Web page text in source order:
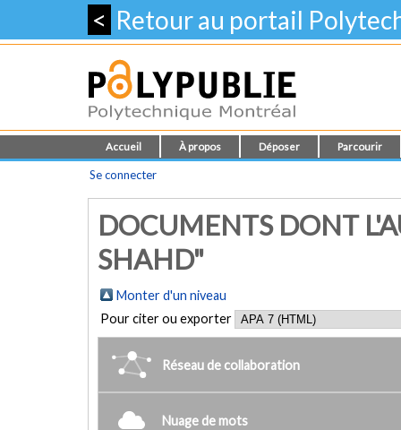
< Retour au portail
Accueil À propos Déposer Parcourir
Se connecter
DOCUMENTS DONT
SHAHD"
Monter d'un niveau
Pour citer ou exporter
Réseau de collaboration
Nuage de mots